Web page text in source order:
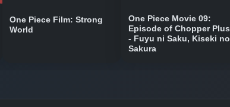
One Piece Film: Strong
World
One Piece Movie 09:
Episode of Chopper Plus
- Fuyu ni Saku, Kiseki no
Sakura